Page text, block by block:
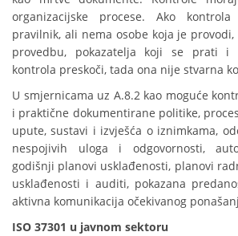
organizacijske procese. Ako
pravilnik, ali nema osobe koja je
provedbu, pokazatelja koji se prati i
kontrola preskoči, tada ona nije stvarna
U smjernicama uz A.8.2 kao moguće
i praktične dokumentirane politike,
upute, sustavi i izvješća o iznimkama,
nespojivih uloga i odgovornosti,
godišnji planovi usklađenosti, planovi
usklađenosti i auditi, pokazana
aktivna komunikacija očekivanog
ISO 37301 u javnom sektoru